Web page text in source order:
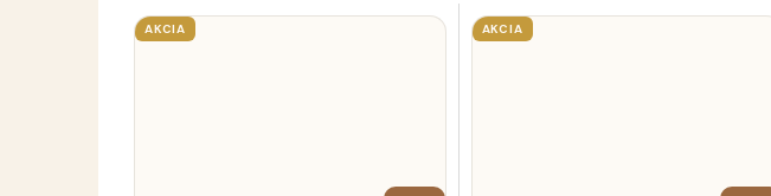
AKCIA AKCIA